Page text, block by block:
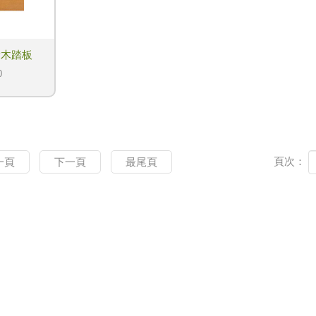
踏板
頁 下一頁 最尾頁 頁次：